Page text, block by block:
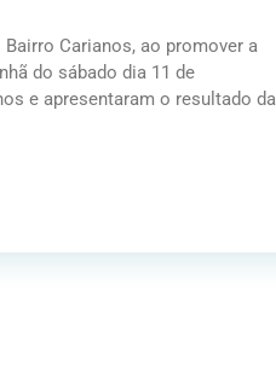
Carianos, ao promover a
do sábado dia 11 de
e apresentaram o resultado da